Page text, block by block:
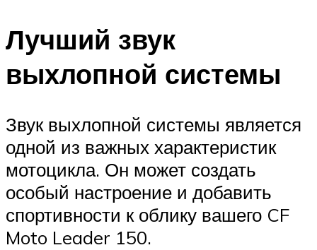
Лучший звук
выхлопной системы
Звук выхлопной системы является
одной из важных характеристик
мотоцикла. Он может создать
особый настроение и добавить
спортивности к облику вашего CF
Moto Leader 150.